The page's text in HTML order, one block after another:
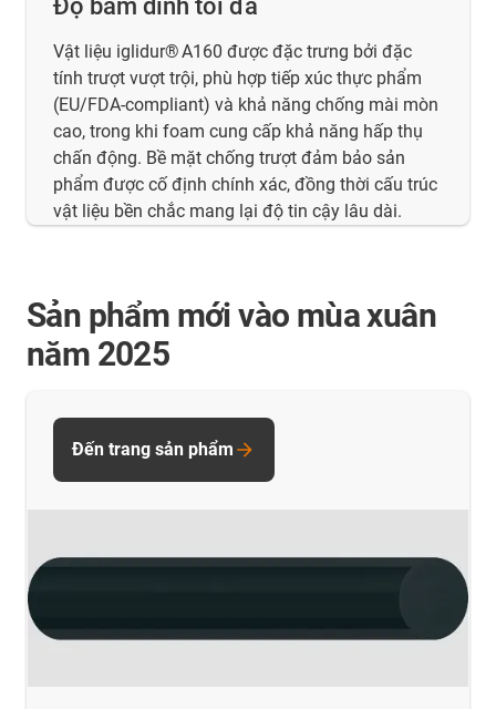
Độ bám dính tối đa
Vật liệu iglidur® A160 được đặc trưng bởi đặc
tính trượt vượt trội, phù hợp tiếp xúc thực phẩm
(EU/FDA‑compliant) và khả năng chống mài mòn
cao, trong khi foam cung cấp khả năng hấp thụ
chấn động. Bề mặt chống trượt đảm bảo sản
phẩm được cố định chính xác, đồng thời cấu trúc
vật liệu bền chắc mang lại độ tin cậy lâu dài.
Sản phẩm mới vào mùa xuân
năm 2025
Đến trang sản phẩm